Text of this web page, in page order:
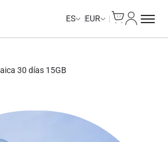
ES EUR
30 días 15GB